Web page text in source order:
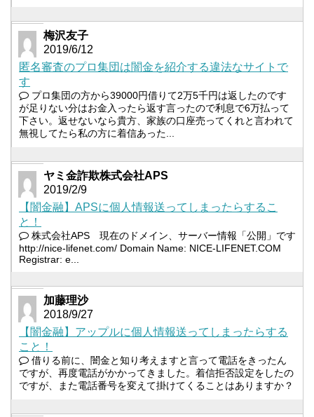
梅沢友子
2019/6/12
匿名審査のプロ集団は闇金を紹介する違法なサイトで
す
プロ集団の方から39000円借りて2万5千円は返したのです
が足りない分はお金入ったら返す言ったので利息で6万払って
下さい。返せないなら貴方、家族の口座売ってくれと言われて
無視してたら私の方に着信あった...
ヤミ金詐欺株式会社APS
2019/2/9
【闇金融】APSに個人情報送ってしまったらするこ
と！
株式会社APS 現在のドメイン、サーバー情報「公開」です
http://nice-lifenet.com/ Domain Name: NICE-LIFENET.COM
Registrar: e...
加藤理沙
2018/9/27
【闇金融】アップルに個人情報送ってしまったらする
こと！
借りる前に、闇金と知り考えますと言って電話をきったん
ですが、再度電話がかかってきました。着信拒否設定をしたの
ですが、また電話番号を変えて掛けてくることはありますか？